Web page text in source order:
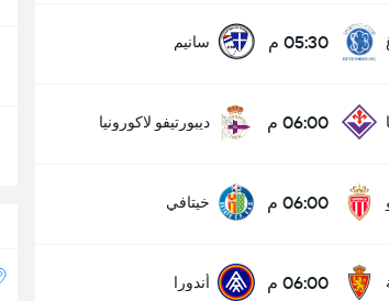
05:30 م سانيم
06:00 م ديبورتيفو لاكورونيا
06:00 م خيتافي
06:00 م أندورا